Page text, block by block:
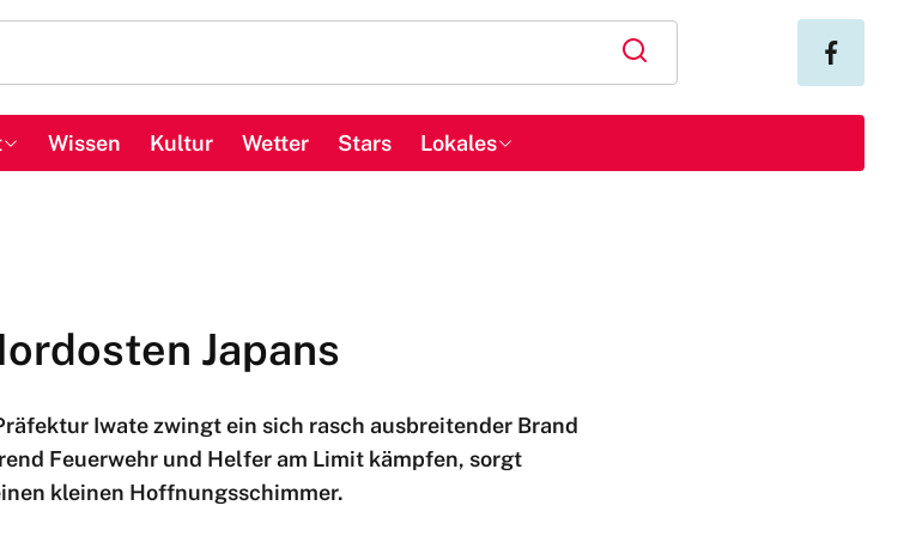
Wissen Kultur Wetter Stars Lokales
Japans
Iwate zwingt ein sich rasch ausbreitender Brand
Feuerwehr und Helfer am Limit kämpfen, sorgt
kleinen Hoffnungsschimmer.